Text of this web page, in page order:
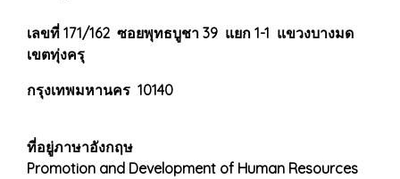
เลขที่ 171/162 ซอยพุทธบูชา 39 แยก 1-1 แขวงบางมด
เขตทุ่งครุ
กรุงเทพมหานคร 10140
ที่อยู่ภาษาอังกฤษ
Promotion and Development of Human Resources